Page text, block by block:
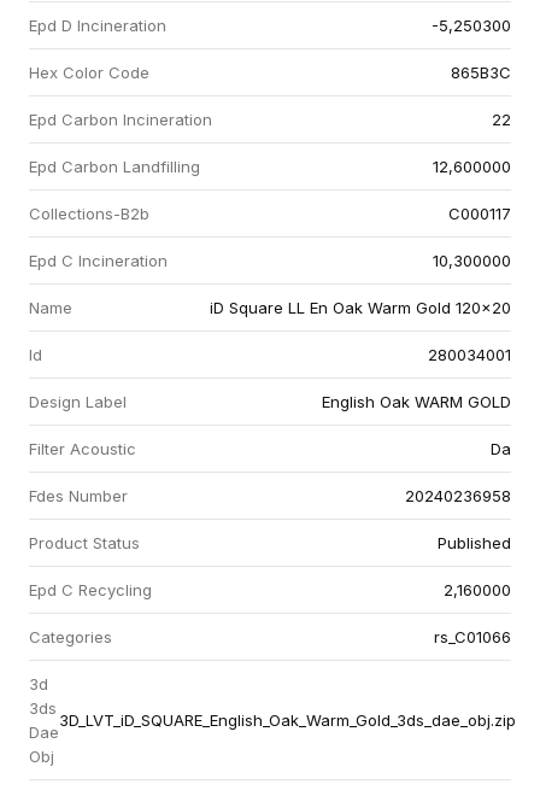
Epd D Incineration -5,250300
Hex Color Code 865B3C
Epd Carbon Incineration 22
Epd Carbon Landfilling 12,600000
Collections-B2b C000117
Epd C Incineration 10,300000
Name iD Square LL En Oak Warm Gold 120x20
Id 280034001
Design Label English Oak WARM GOLD
Filter Acoustic Da
Fdes Number 20240236958
Product Status Published
Epd C Recycling 2,160000
Categories rs_C01066
3d
3ds
Dae
Obj
3D_LVT_iD_SQUARE_English_Oak_Warm_Gold_3ds_dae_obj.zip